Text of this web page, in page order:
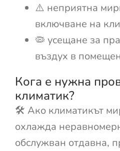
⚠️ неприятна
включване на
🦠 усещане за
въздух в
Кога е нужна
климатик?
🛠️ Ако климатикът
охлажда
обслужван отдавна,